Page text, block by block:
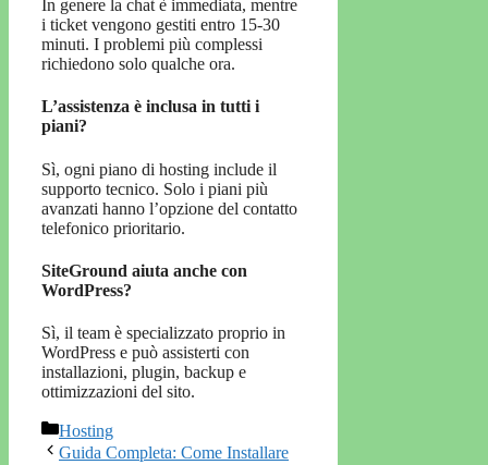
In genere la chat è immediata, mentre
i ticket vengono gestiti entro 15-30
minuti. I problemi più complessi
richiedono solo qualche ora.
L’assistenza è inclusa in tutti i
piani?
Sì, ogni piano di hosting include il
supporto tecnico. Solo i piani più
avanzati hanno l’opzione del contatto
telefonico prioritario.
SiteGround aiuta anche con
WordPress?
Sì, il team è specializzato proprio in
WordPress e può assisterti con
installazioni, plugin, backup e
ottimizzazioni del sito.
Categorie
Hosting
Guida Completa: Come Installare